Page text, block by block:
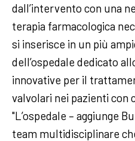
dall’intervento con una
terapia farmacologica
si inserisce in un più
dell’ospedale dedicato
innovative per il
valvolari nei pazienti con
"L’ospedale – aggiunge
team multidisciplinare